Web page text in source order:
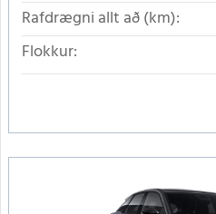
Rafdrægni allt að (km):
Flokkur: